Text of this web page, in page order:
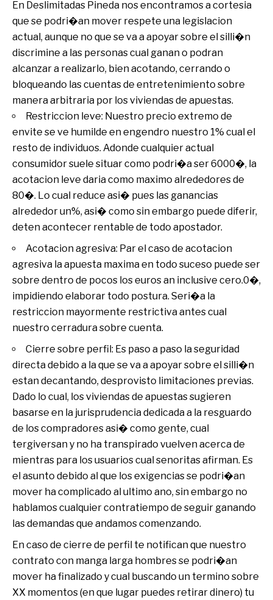
En Deslimitadas Pineda nos encontramos a cortesia
que se podri�an mover respete una legislacion
actual, aunque no que se va a apoyar sobre el silli�n
discrimine a las personas cual ganan o podran
alcanzar a realizarlo, bien acotando, cerrando o
bloqueando las cuentas de entretenimiento sobre
manera arbitraria por los viviendas de apuestas.
Restriccion leve: Nuestro precio extremo de
envite se ve humilde en engendro nuestro 1% cual el
resto de individuos. Adonde cualquier actual
consumidor suele situar como podri�a ser 6000�, la
acotacion leve daria como maximo alrededores de
80�. Lo cual reduce asi� pues las ganancias
alrededor un%, asi� como sin embargo puede diferir,
deten acontecer rentable de todo apostador.
Acotacion agresiva: Par el caso de acotacion
agresiva la apuesta maxima en todo suceso puede ser
sobre dentro de pocos los euros an inclusive cero.0�,
impidiendo elaborar todo postura. Seri�a la
restriccion mayormente restrictiva antes cual
nuestro cerradura sobre cuenta.
Cierre sobre perfil: Es paso a paso la seguridad
directa debido a la que se va a apoyar sobre el silli�n
estan decantando, desprovisto limitaciones previas.
Dado lo cual, los viviendas de apuestas sugieren
basarse en la jurisprudencia dedicada a la resguardo
de los compradores asi� como gente, cual
tergiversan y no ha transpirado vuelven acerca de
mientras para los usuarios cual senoritas afirman. Es
el asunto debido al que los exigencias se podri�an
mover ha complicado al ultimo ano, sin embargo no
hablamos cualquier contratiempo de seguir ganando
las demandas que andamos comenzando.
En caso de cierre de perfil te notifican que nuestro
contrato con manga larga hombres se podri�an
mover ha finalizado y cual buscando un termino sobre
XX momentos (en que lugar puedes retirar dinero) tu